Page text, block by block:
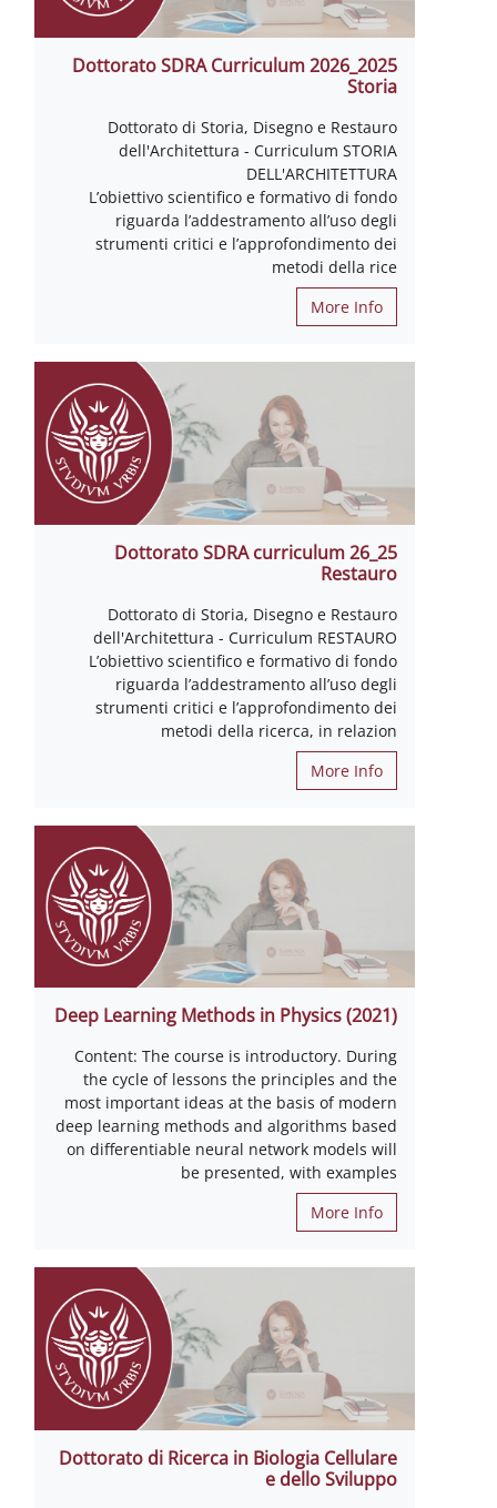
2025_2026 Dottorato SDRA Curriculum
Storia
Dottorato di Storia, Disegno e Restauro
dell'Architettura - Curriculum STORIA
DELL'ARCHITETTURA
L’obiettivo scientifico e formativo di fondo
riguarda l’addestramento all’uso degli
strumenti critici e l’approfondimento dei
metodi della rice
More Info
25_26 Dottorato SDRA curriculum
Restauro
Dottorato di Storia, Disegno e Restauro
dell'Architettura - Curriculum RESTAURO
L’obiettivo scientifico e formativo di fondo
riguarda l’addestramento all’uso degli
strumenti critici e l’approfondimento dei
metodi della ricerca, in relazion
More Info
Deep Learning Methods in Physics (2021)
Content: The course is introductory. During
the cycle of lessons the principles and the
most important ideas at the basis of modern
deep learning methods and algorithms based
on differentiable neural network models will
be presented, with examples
More Info
Dottorato di Ricerca in Biologia Cellulare
e dello Sviluppo